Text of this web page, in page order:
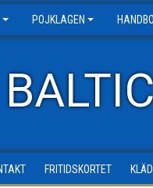
POJKLAGEN
FRITIDSKORTET